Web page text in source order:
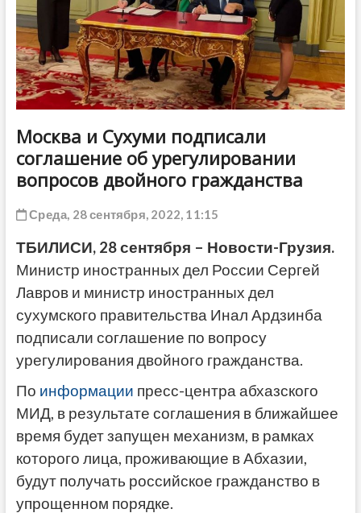
Москва и Сухуми подписали
соглашение об урегулировании
вопросов двойного гражданства
Среда, 28 сентября, 2022, 11:15
ТБИЛИСИ, 28 сентября – Новости-Грузия.
Министр иностранных дел России Сергей
Лавров и министр иностранных дел
сухумского правительства Инал Ардзинба
подписали соглашение по вопросу
урегулирования двойного гражданства.
По информации пресс-центра абхазского
МИД, в результате соглашения в ближайшее
время будет запущен механизм, в рамках
которого лица, проживающие в Абхазии,
будут получать российское гражданство в
упрощенном порядке.